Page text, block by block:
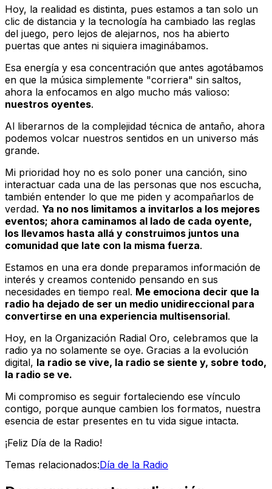
Hoy, la realidad es distinta, pues estamos a tan solo un
clic de distancia y la tecnología ha cambiado las reglas
del juego, pero lejos de alejarnos, nos ha abierto
puertas que antes ni siquiera imaginábamos.
Esa energía y esa concentración que antes agotábamos
en que la música simplemente "corriera" sin saltos,
ahora la enfocamos en algo mucho más valioso:
nuestros oyentes.
Al liberarnos de la complejidad técnica de antaño, ahora
podemos volcar nuestros sentidos en un universo más
grande.
Mi prioridad hoy no es solo poner una canción, sino
interactuar cada una de las personas que nos escucha,
también entender lo que me piden y acompañarlos de
verdad. Ya no nos limitamos a invitarlos a los mejores
eventos; ahora caminamos al lado de cada oyente,
los llevamos hasta allá y construimos juntos una
comunidad que late con la misma fuerza.
Estamos en una era donde preparamos información de
interés y creamos contenido pensando en sus
necesidades en tiempo real. Me emociona decir que la
radio ha dejado de ser un medio unidireccional para
convertirse en una experiencia multisensorial.
Hoy, en la Organización Radial Oro, celebramos que la
radio ya no solamente se oye. Gracias a la evolución
digital, la radio se vive, la radio se siente y, sobre todo,
la radio se ve.
Mi compromiso es seguir fortaleciendo ese vínculo
contigo, porque aunque cambien los formatos, nuestra
esencia de estar presentes en tu vida sigue intacta.
¡Feliz Día de la Radio!
Temas relacionados:Día de la Radio